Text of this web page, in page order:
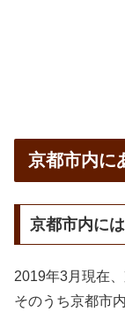
京都市内に
京都市内に
2019年3月現在
そのうち京都市